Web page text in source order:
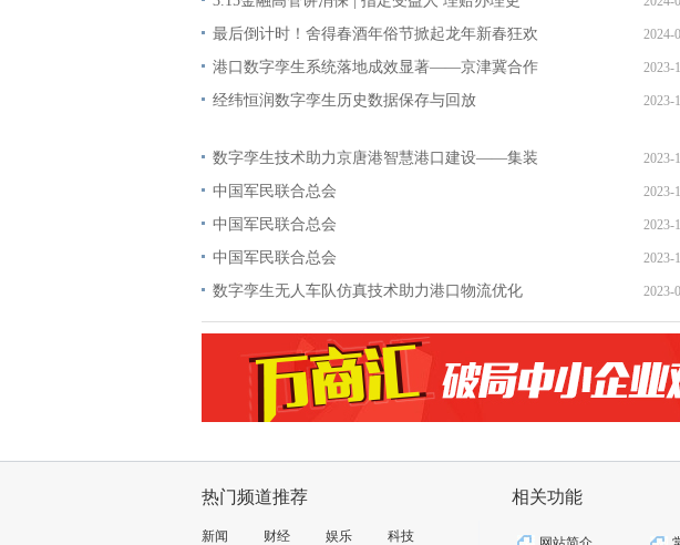
最后倒计时！舍得春酒年俗节掀起龙年新春狂欢 2024-
港口数字孪生系统落地成效显著——京津冀合作 2023-
经纬恒润数字孪生历史数据保存与回放 2023-
数字孪生技术助力京唐港智慧港口建设——集装 2023-
中国军民联合总会 2023-
中国军民联合总会 2023-
中国军民联合总会 2023-
数字孪生无人车队仿真技术助力港口物流优化 2023-
热门频道推荐
新闻 财经 娱乐 科技
相关功能